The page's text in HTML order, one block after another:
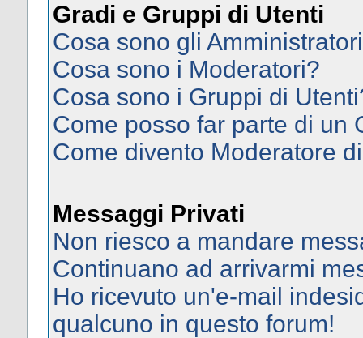
Gradi e Gruppi di Utenti
Cosa sono gli
Cosa sono i Moderatori?
Cosa sono i Gruppi di
Come posso far parte di un
Come divento Moderatore
Messaggi Privati
Non riesco a mandare
Continuano ad arrivarmi
Ho ricevuto un'e-mail
qualcuno in questo forum!